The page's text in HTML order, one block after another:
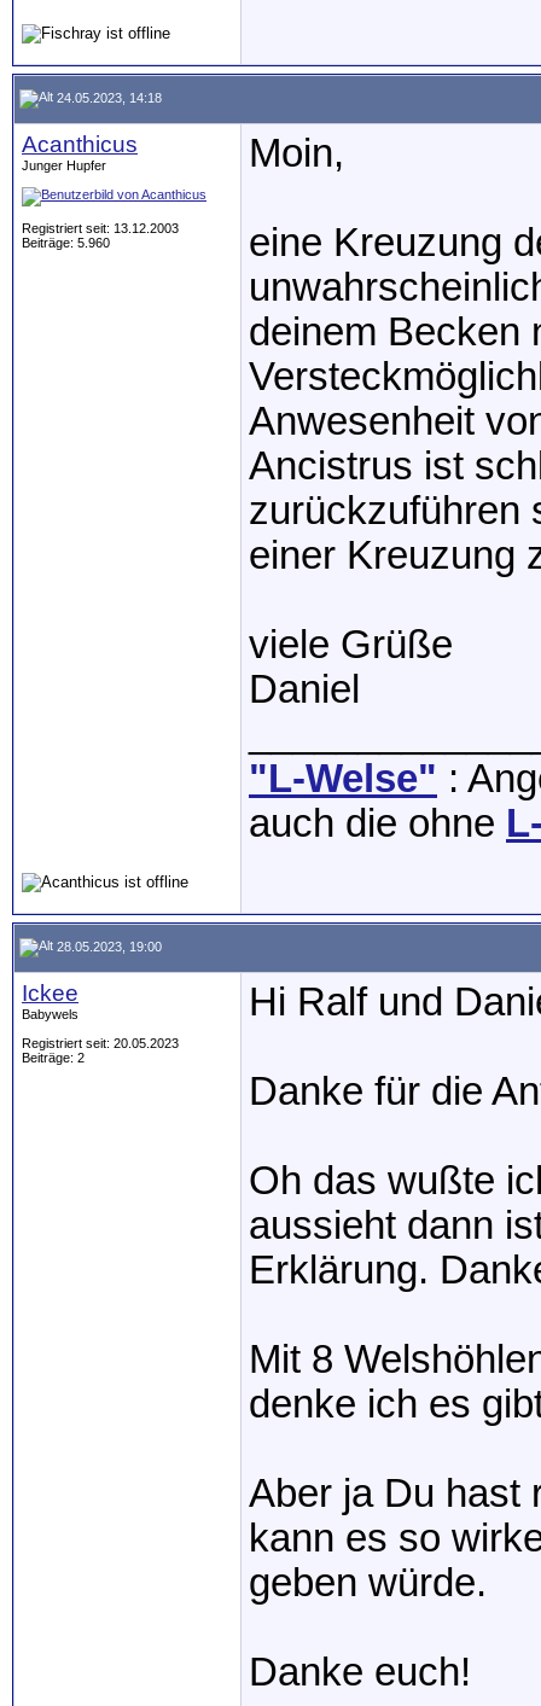
24.05.2023, 14:18
Acanthicus
Junger Hupfer
Registriert seit: 13.12.2003
Beiträge: 5.960
Moin,
eine Kreuzung
deinem Becken
Anwesenheit
Ancistrus ist
zurückzuführen
einer Kreuzung
viele Grüße
Daniel
"L-Welse" :
auch die ohne
28.05.2023, 19:00
Ickee
Babywels
Registriert seit: 20.05.2023
Beiträge: 2
Hi Ralf und
Danke für die
Oh das wußte
aussieht dann
Erklärung.
Mit 8
denke ich es
Aber ja Du hast
kann es so
geben würde.
Danke euch!